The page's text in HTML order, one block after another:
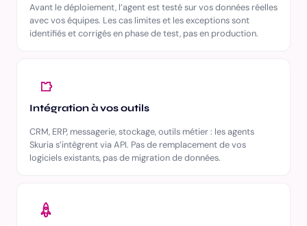
Avant le déploiement, l’agent est testé sur vos données réelles
avec vos équipes. Les cas limites et les exceptions sont
identifiés et corrigés en phase de test, pas en production.
Intégration à vos outils
CRM, ERP, messagerie, stockage, outils métier : les agents
Skuria s’intègrent via API. Pas de remplacement de vos
logiciels existants, pas de migration de données.